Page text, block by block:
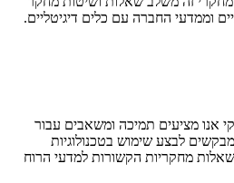
וממדעי החברה עם כלים דיגיטליים.​
אנו מציעים תמיכה ומשאבים עבור
לבצע שימוש בטכנולוגיות
מחקריות הקשורות למדעי הרוח